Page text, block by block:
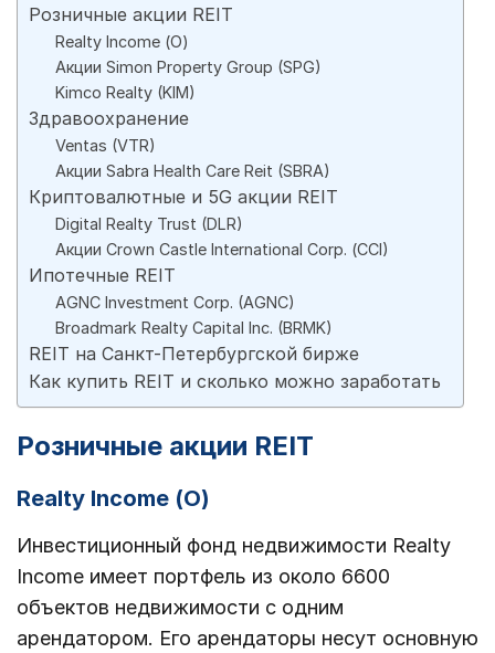
Розничные акции REIT
Realty Income (О)
Акции Simon Property Group (SPG)
Kimco Realty (KIM)
Здравоохранение
Ventas (VTR)
Акции Sabra Health Care Reit (SBRA)
Криптовалютные и 5G акции REIT
Digital Realty Trust (DLR)
Акции Crown Castle International Corp. (ССI)
Ипотечные REIT
AGNC Investment Corp. (AGNC)
Broadmark Realty Capital Inc. (BRMK)
REIT на Санкт-Петербургской бирже
Как купить REIT и сколько можно заработать
Розничные акции REIT
Realty Income (О)
Инвестиционный фонд недвижимости Realty
Income имеет портфель из около 6600
объектов недвижимости с одним
арендатором. Его арендаторы несут основную